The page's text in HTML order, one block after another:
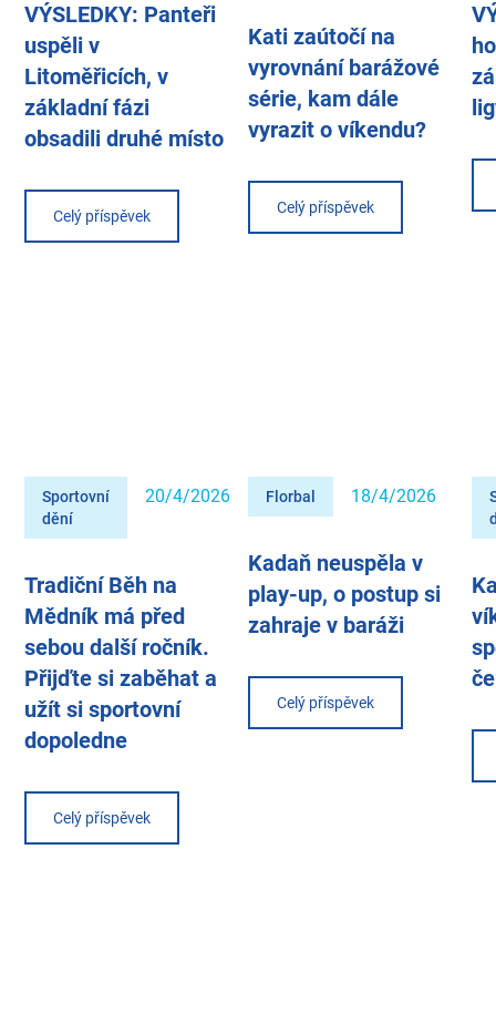
VÝSLEDKY: Panteři
uspěli v
Litoměřicích, v
základní fázi
obsadili druhé místo
Celý příspěvek
Kati zaútočí na
vyrovnání barážové
série, kam dále
vyrazit o víkendu?
Celý příspěvek
Sportovní
dění
20/4/2026
Tradiční Běh na
Mědník má před
sebou další ročník.
Přijďte si zaběhat a
užít si sportovní
dopoledne
Celý příspěvek
Florbal 18/4/2026
Kadaň neuspěla v
play-up, o postup si
zahraje v baráži
Celý příspěvek